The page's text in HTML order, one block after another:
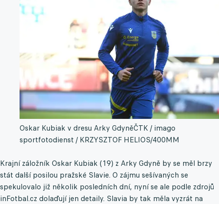
Oskar Kubiak v dresu Arky GdyněČTK / imago
sportfotodienst / KRZYSZTOF HELIOS/400MM
Krajní záložník Oskar Kubiak (19) z Arky Gdyně by se měl brzy
stát další posilou pražské Slavie. O zájmu sešívaných se
spekulovalo již několik posledních dní, nyní se ale podle zdrojů
inFotbal.cz dolaďují jen detaily. Slavia by tak měla vyzrát na